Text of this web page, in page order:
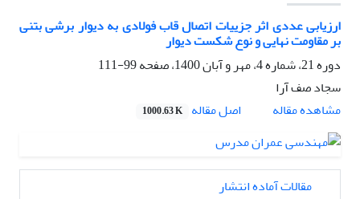
ارزیابی عددی اثر جزییات اتصال قاب فولادی به دیوار برشی بتنی
بر مقاومت نهایی و نوع شکست دیوار
دوره 21، شماره 4، مهر و آبان 1400، صفحه
99-111
سجاد صف آرا
مشاهده مقاله
اصل مقاله 1000.63 K
مقالات آماده انتشار